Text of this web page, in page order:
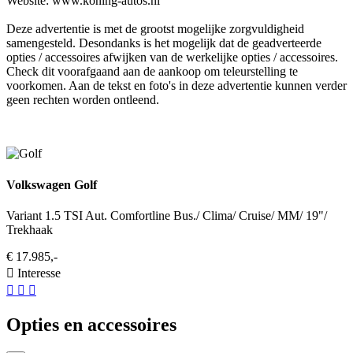
Deze advertentie is met de grootst mogelijke zorgvuldigheid
samengesteld. Desondanks is het mogelijk dat de geadverteerde
opties / accessoires afwijken van de werkelijke opties / accessoires.
Check dit voorafgaand aan de aankoop om teleurstelling te
voorkomen. Aan de tekst en foto's in deze advertentie kunnen verder
geen rechten worden ontleend.
Volkswagen Golf
Variant 1.5 TSI Aut. Comfortline Bus./ Clima/ Cruise/ MM/ 19"/
Trekhaak
€ 17.985,-
Interesse
Opties en accessoires